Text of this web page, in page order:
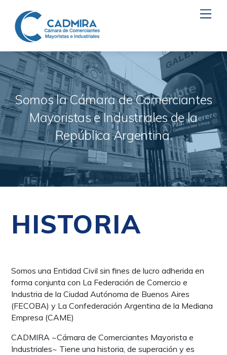
content
Somos la Cámara de Comerciantes
Mayoristas e Industriales de la
República Argentina.
HISTORIA
Somos una Entidad Civil sin fines de lucro adherida en
forma conjunta con La Federación de Comercio e
Industria de la Ciudad Autónoma de Buenos Aires
(FECOBA) y La Confederación Argentina de la Mediana
Empresa (CAME)
CADMIRA ~Cámara de Comerciantes Mayorista e
Industriales~ Tiene una historia, de superación y es